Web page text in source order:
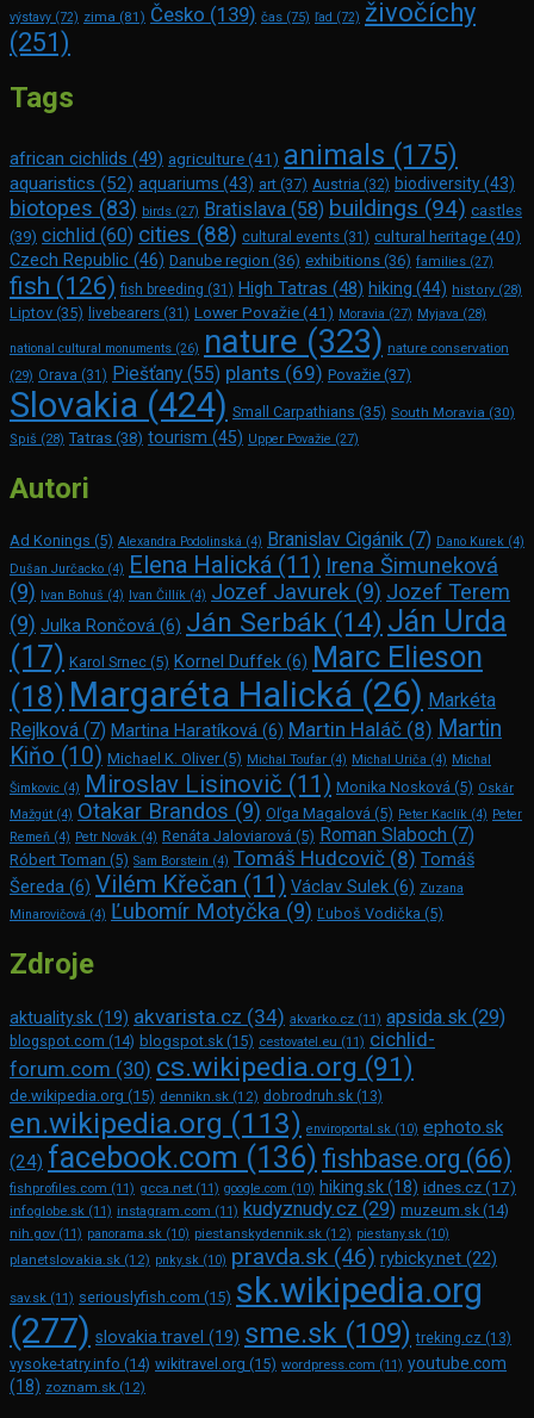
výstavy (72) zima (81) Česko (139) čas (75) ľad (72) živočíchy
(251)
Tags
african cichlids (49) agriculture(41) animals (175)
aquaristics (52) aquariums (43) art (37) Austria (32) biodiversity(43)
biotopes (83) birds (27) Bratislava (58) buildings (94) castles
(39) cichlid (60) cities (88) cultural events (31) cultural heritage (40)
Czech Republic (46) Danube region (36) exhibitions (36) families (27)
fish (126) fish breeding (31) High Tatras (48) hiking (44) history (28)
Liptov (35) livebearers (31) Lower Považie(41) Moravia (27) Myjava (28)
national cultural monuments (26) nature (323) nature conservation
(29) Orava (31) Piešťany (55) plants (69) Považie (37)
Slovakia (424) Small Carpathians (35) South Moravia (30)
Spiš (28) Tatras (38) tourism (45) Upper Považie (27)
Autori
Ad Konings (5) Alexandra Podolinská (4) Branislav Cigánik (7) Dano Kurek (4)
Dušan Jurčacko (4) Elena Halická (11) Irena Šimuneková
(9)
Ivan Bohuš (4) Ivan Čillík (4) Jozef Javurek (9) Jozef Terem
(9) Julka Rončová (6) Ján Serbák (14) Ján Urda
(17) Karol Srnec (5) Kornel Duffek (6) Marc Elie­son
(18) Margaréta Halická (26) Markéta
Rejlková (7) Martina Haratíková (6) Martin Haláč (8) Martin
Kiňo (10) Michael K. Oliver (5) Michal Toufar (4) Michal Uriča (4) Michal
Šimkovic (4) Miroslav Lisinovič (11) Monika Nosková (5) Oskár
Mažgút (4) Otakar Brandos (9) Oľga Magalová (5) Peter Kaclík (4) Peter
Remeň (4) Petr Novák (4) Renáta Jaloviarová (5) Roman Slaboch (7)
Róbert Toman (5) Sam Bors­tein (4) Tomáš Hudcovič (8) Tomáš
Šereda (6) Vilém Křečan (11) Václav Sulek (6) Zuzana
Minarovičová (4) Ľubomír Motyčka (9) Ľuboš Vodička (5)
Zdroje
aktuality.sk (19) akvarista.cz (34) akvarko.cz (11) apsida.sk (29)
blogspot.com (14) blogspot.sk (15) cestovatel.eu (11) cichlid-
forum.com (30) cs.wikipedia.org (91)
de.wikipedia.org (15) dennikn.sk (12) dobrodruh.sk (13)
en.wikipedia.org (113) enviroportal.sk (10) ephoto.sk
(24) facebook.com (136) fishbase.org (66)
fishprofiles.com (11) gcca.net (11) google.com (10) hiking.sk(18) idnes.cz(17)
infoglobe.sk (11) instagram.com (11) kudyznudy.cz (29) muzeum.sk (14)
nih.gov (11) panorama.sk (10) piestanskydennik.sk (12) piestany.sk (10)
planetslovakia.sk (12) pnky.sk (10) pravda.sk (46) rybicky.net (22)
sav.sk (11) seriouslyfish.com (15) sk.wikipedia.org
(277) slovakia.travel (19) sme.sk (109) treking.cz (13)
vysoke-tatry.info (14) wikitravel.org (15) wordpress.com (11) youtube.com
(18) zoznam.sk (12)